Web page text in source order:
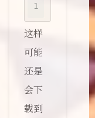
1 gallery-
这样
可能
还是
会下
载到